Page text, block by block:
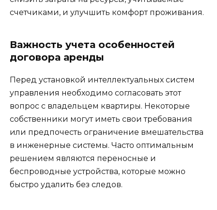
счетчиками, и улучшить комфорт проживания.
Важность учета особенностей
договора аренды
Перед установкой интеллектуальных систем
управления необходимо согласовать этот
вопрос с владельцем квартиры. Некоторые
собственники могут иметь свои требования
или предпочесть ограничение вмешательства
в инженерные системы. Часто оптимальным
решением являются переносные и
беспроводные устройства, которые можно
быстро удалить без следов.